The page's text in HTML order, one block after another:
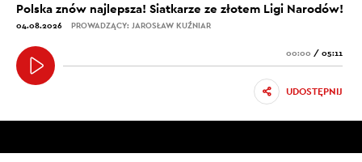
Polska znów najlepsza! Siatkarze ze złotem Ligi Narodów!
04.08.2026 PROWADZĄCY: JAROSŁAW KUŹNIAR
00:00 / 05:11
UDOSTĘPNIJ